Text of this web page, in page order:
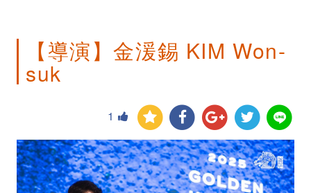
錫
KIM
Won-
【導演】金湲錫 KIM Won-
suk
1